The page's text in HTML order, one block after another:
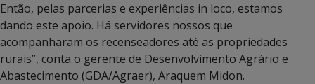
Então, pelas parcerias e experiências in loco, estamos
dando este apoio. Há servidores nossos que
acompanharam os recenseadores até as propriedades
rurais”, conta o gerente de Desenvolvimento Agrário e
Abastecimento (GDA/Agraer), Araquem Midon.